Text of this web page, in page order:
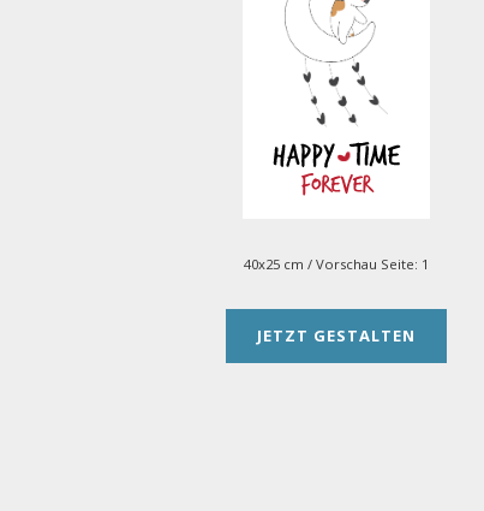
40x25 cm / Vorschau Seite: 1
JETZT GESTALTEN